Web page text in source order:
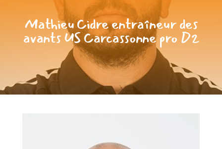
Mathieu Cidre entraîneur des
avants US Carcassonne pro D2